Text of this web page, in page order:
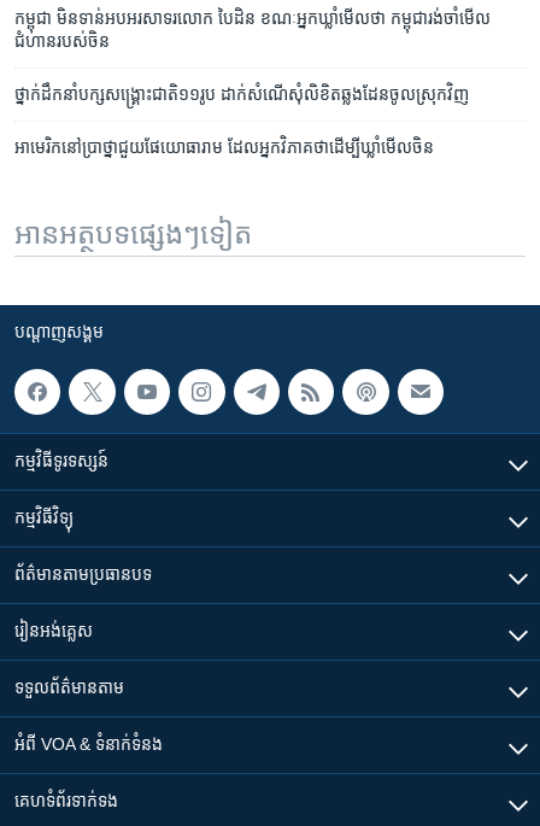
កម្ពុជា មិនទាន់​អបអរសាទរ​លោក បៃដិន ខណៈ​អ្នកឃ្លាំ​មើល​ថា កម្ពុជា​រង់ចាំ​មើល​
ជំហាន​របស់​ចិន
ថ្នាក់ដឹកនាំ​បក្ស​សង្គ្រោះជាតិ​១១រូប ដាក់សំណើ​សុំ​លិខិត​ឆ្លង​ដែន​ចូលស្រុក​វិញ
អាមេរិក​នៅ​ប្រាថ្នា​ជួយ​ផែ​យោធា​រាម ដែល​អ្នក​វិភាគ​ថា​ដើម្បី​ឃ្លាំ​មើល​ចិន
អានអត្ថបទផ្សេងៗទៀត
បណ្តាញ​សង្គម
កម្មវិធី​ទូរទស្សន៍
កម្មវិធី​វិទ្យុ
ព័ត៌មាន​តាមប្រធានបទ​
រៀន​​អង់គ្លេស
ទទួល​ព័ត៌មាន​តាម
អំពី​ VOA & ទំនាក់ទំនង
គេហទំព័រ​​ទាក់ទង